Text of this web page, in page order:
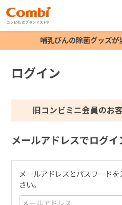
哺乳びんの除菌グッズ
ログイン
旧コンビミニ会員のお
メールアドレスでログイ
メールアドレスとパスワード
さい。